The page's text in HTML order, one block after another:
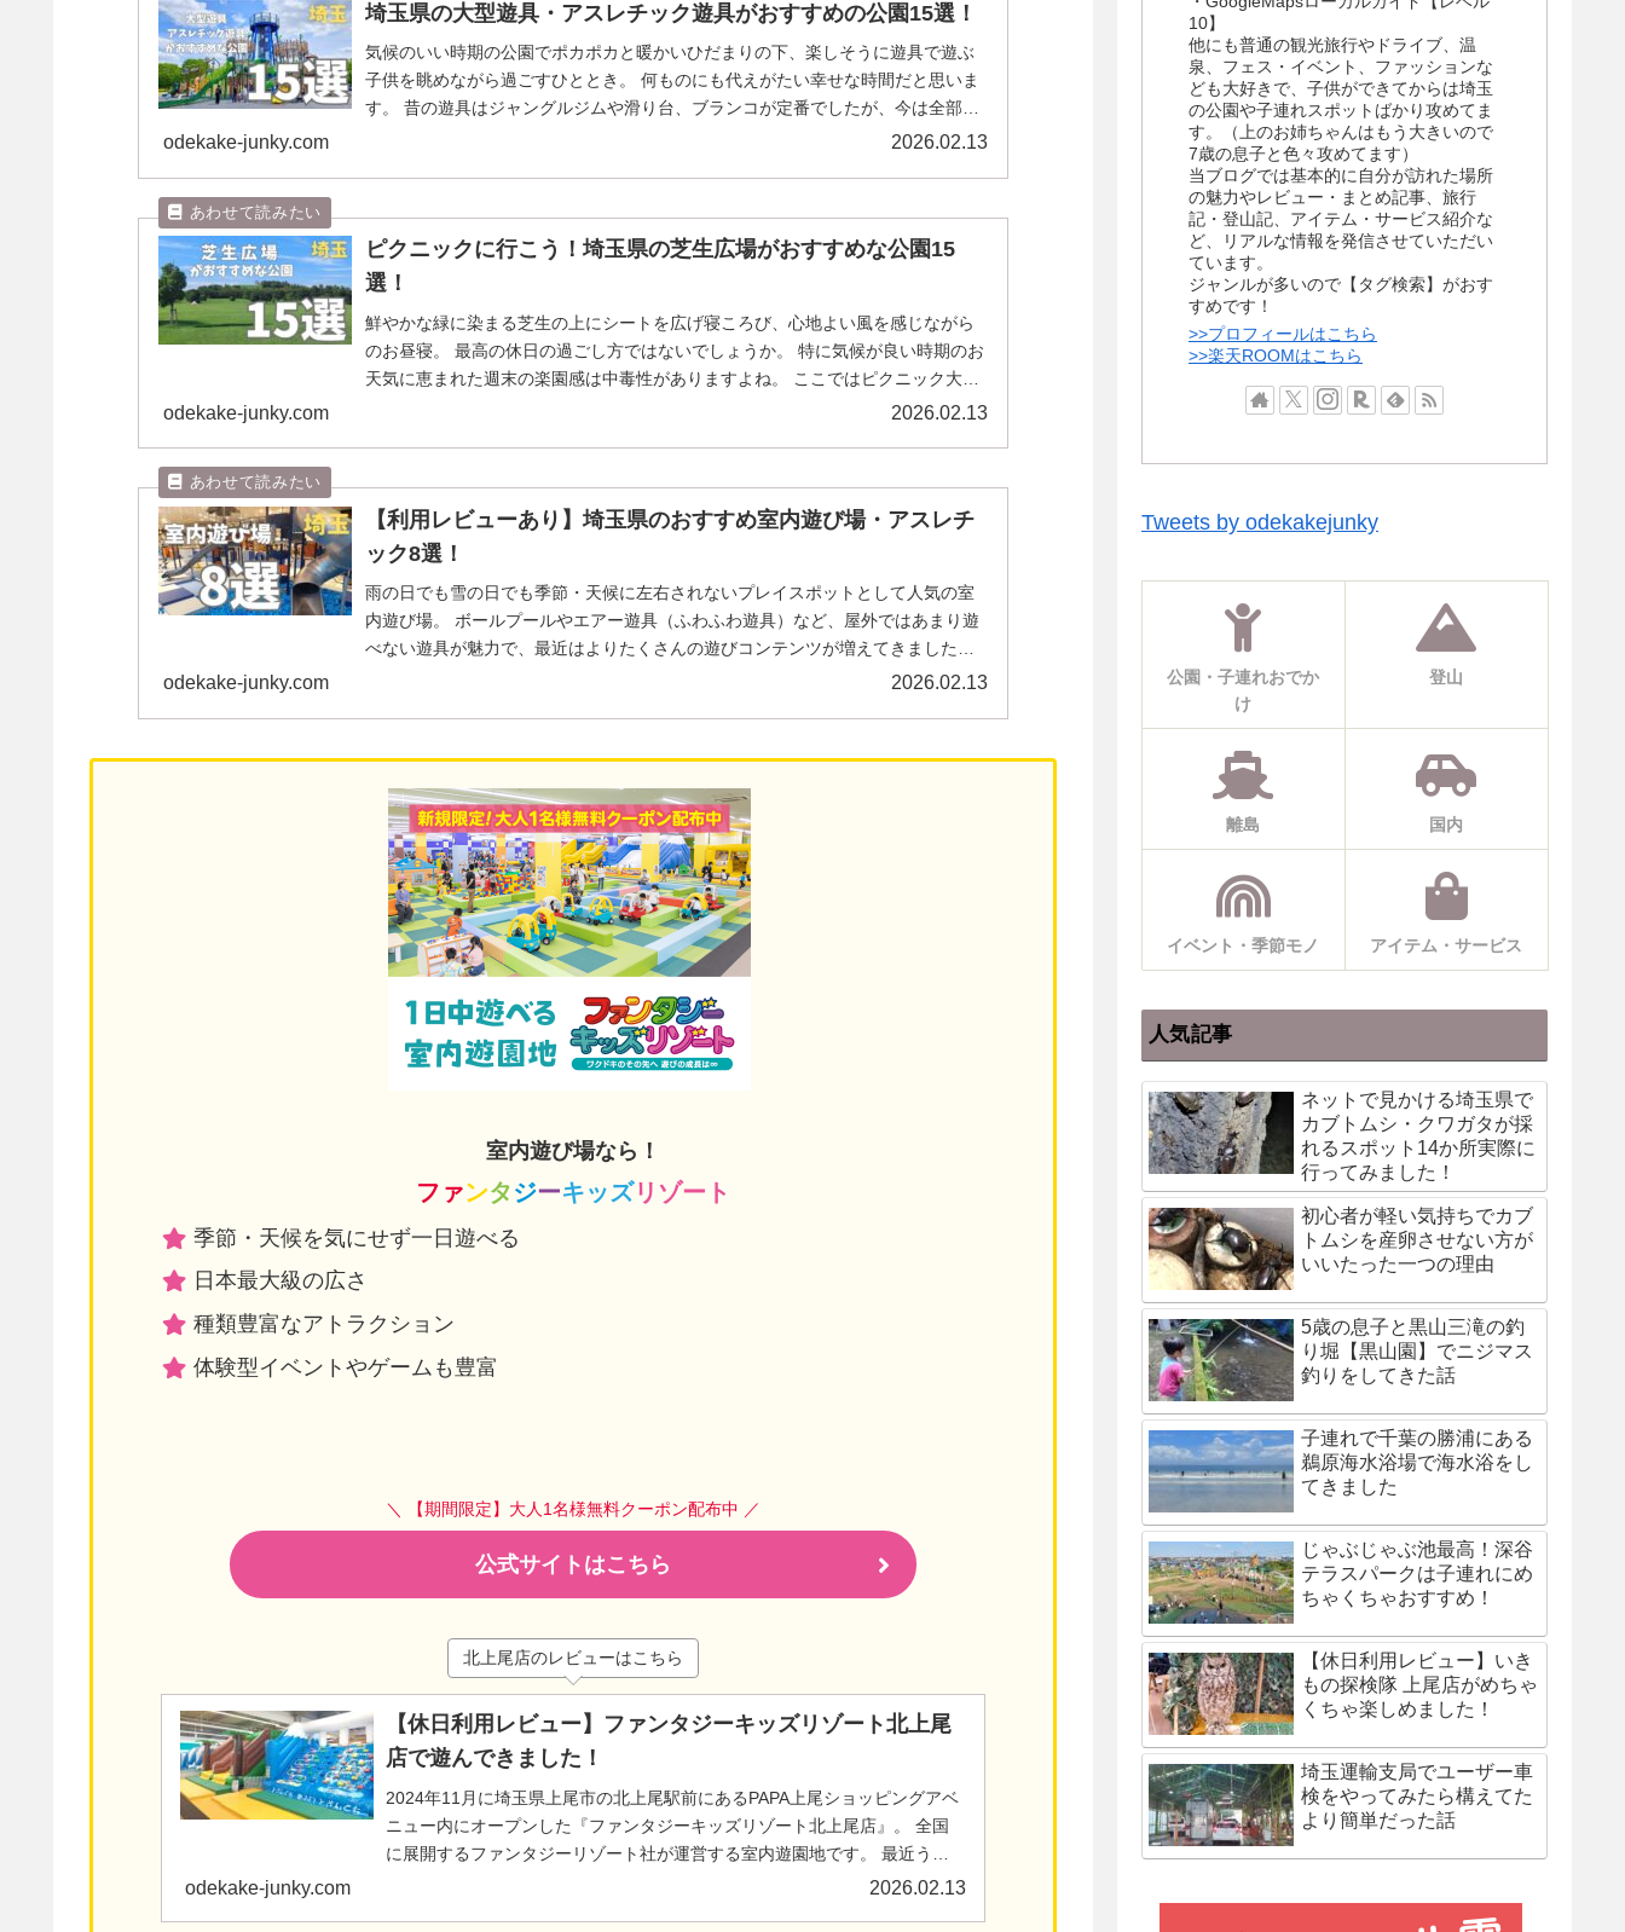
埼玉県の大型遊具・アスレチック遊具がおすすめの公園15選！
気候のいい時期の公園でポカポカと暖かいひだまりの下、楽しそうに遊具で遊ぶ
子供を眺めながら過ごすひととき。 何ものにも代えがたい幸せな時間だと思いま
す。 昔の遊具はジャングルジムや滑り台、ブランコが定番でしたが、今は全部が
odekake-junky.com 2026.02.13
ピクニックに行こう！埼玉県の芝生広場がおすすめな公園15
選！
鮮やかな緑に染まる芝生の上にシートを広げ寝ころび、心地よい風を感じながら
のお昼寝。 最高の休日の過ごし方ではないでしょうか。 特に気候が良い時期のお
天気に恵まれた週末の楽園感は中毒性がありますよね。 ここではピクニック大好
odekake-junky.com 2026.02.13
【利用レビューあり】埼玉県のおすすめ室内遊び場・アスレチ
ック8選！
雨の日でも雪の日でも季節・天候に左右されないプレイスポットとして人気の室
内遊び場。 ボールプールやエアー遊具（ふわふわ遊具）など、屋外ではあまり遊
べない遊具が魅力で、最近はよりたくさんの遊びコンテンツが増えてきました。
odekake-junky.com 2026.02.13
室内遊び場なら！
ファンタジーキッズリゾート
季節・天候を気にせず一日遊べる
日本最大級の広さ
種類豊富なアトラクション
体験型イベントやゲームも豊富
＼ 【期間限定】大人1名様無料クーポン配布中 ／
公式サイトはこちら
北上尾店のレビューはこちら
【休日利用レビュー】ファンタジーキッズリゾート北上尾
店で遊んできました！
2024年11月に埼玉県上尾市の北上尾駅前にあるPAPA上尾ショッピングアベ
ニュー内にオープンした『ファンタジーキッズリゾート北上尾店』。 全国
に展開するファンタジーリゾート社が運営する室内遊園地です。 最近うち
odekake-junky.com 2026.02.13
10】
他にも普通の観光旅行やドライブ、温
泉、フェス・イベント、ファッションな
ども大好きで、子供ができてからは埼玉
の公園や子連れスポットばかり攻めてま
す。（上のお姉ちゃんはもう大きいので
7歳の息子と色々攻めてます）
当ブログでは基本的に自分が訪れた場所
の魅力やレビュー・まとめ記事、旅行
記・登山記、アイテム・サービス紹介な
ど、リアルな情報を発信させていただい
ています。
ジャンルが多いので【タグ検索】がおす
すめです！
>>プロフィールはこちら
>>楽天ROOMはこちら
Tweets by odekakejunky
公園・子連れおでか
け
登山
離島 国内
イベント・季節モノ アイテム・サービス
人気記事
ネットで見かける埼玉県で
カブトムシ・クワガタが採
れるスポット14か所実際に
行ってみました！
初心者が軽い気持ちでカブ
トムシを産卵させない方が
いいたった一つの理由
5歳の息子と黒山三滝の釣
り堀【黒山園】でニジマス
釣りをしてきた話
子連れで千葉の勝浦にある
鵜原海水浴場で海水浴をし
てきました
じゃぶじゃぶ池最高！深谷
テラスパークは子連れにめ
ちゃくちゃおすすめ！
【休日利用レビュー】いき
もの探検隊 上尾店がめちゃ
くちゃ楽しめました！
埼玉運輸支局でユーザー車
検をやってみたら構えてた
より簡単だった話